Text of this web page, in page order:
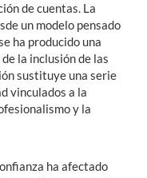
de cuentas. La
un modelo pensado
ha producido una
la inclusión de las
sustituye una serie
vinculados a la
y la
ha afectado